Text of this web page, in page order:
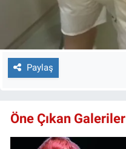
Paylaş
Öne Çıkan Galeriler